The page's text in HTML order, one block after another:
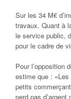
Sur les 34 M€
travaux. Quant à
le service public,
pour le cadre de
Pour l’opposition
estime que :
petits
perd pas